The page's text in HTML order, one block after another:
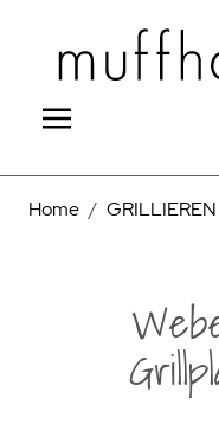
Home / GRILLIEREN